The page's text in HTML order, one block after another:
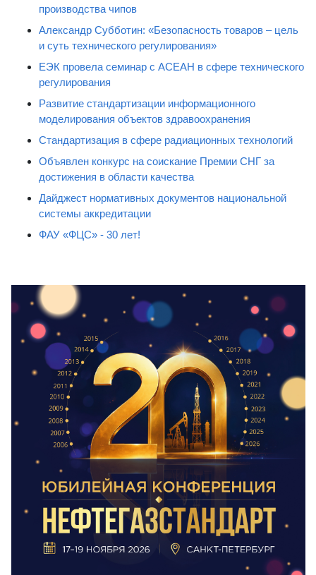
производства чипов
Александр Субботин: «Безопасность товаров – цель
и суть технического регулирования»
ЕЭК провела семинар с АСЕАН в сфере технического
регулирования
Развитие стандартизации информационного
моделирования объектов здравоохранения
Стандартизация в сфере радиационных технологий
Объявлен конкурс на соискание Премии СНГ за
достижения в области качества
Дайджест нормативных документов национальной
системы аккредитации
ФАУ «ФЦС» - 30 лет!